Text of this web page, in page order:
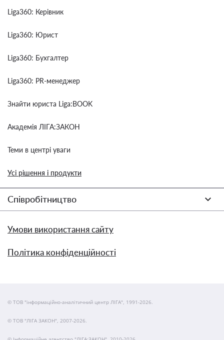
Liga360: Керівник
Liga360: Юрист
Liga360: Бухгалтер
Liga360: PR-менеджер
Знайти юриста Liga:BOOK
Академія ЛІГА:ЗАКОН
Теми в центрі уваги
Усі рішення і продукти
Співробітництво
Умови використання сайту
Політика конфіденційності
© ТОВ "інформаційно-аналітичний центр ЛІГА", 1991-2026.
© ТОВ "ЛІГА ЗАКОН", 2007-2026.